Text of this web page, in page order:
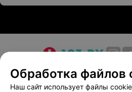
О проекте Новости проекта
Медицинский маркетинг
Обработка файлов
Наш сайт использует файлы